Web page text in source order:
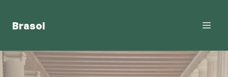
Brasol